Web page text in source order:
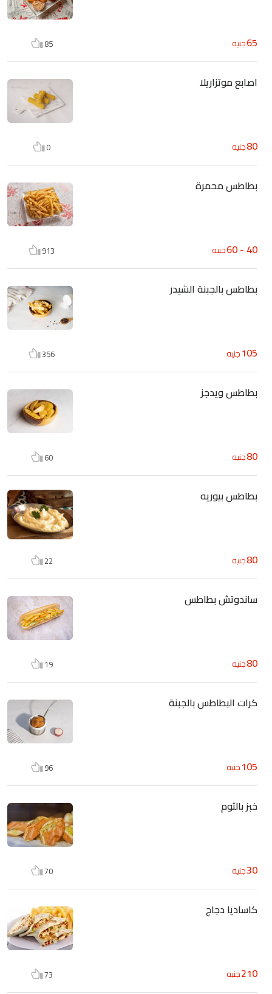
65جنيه 85
اصابع موتزاريلا
80جنيه 0
بطاطس محمرة
40 - 60 جنيه 913
بطاطس بالجبنة الشيدر
105جنيه 356
بطاطس ويدجز
80جنيه 60
بطاطس بيوريه
80جنيه 22
ساندوتش بطاطس
80جنيه 19
كرات البطاطس بالجبنة
105جنيه 96
خبز بالثوم
30جنيه 70
كاساديا دجاج
210جنيه 73